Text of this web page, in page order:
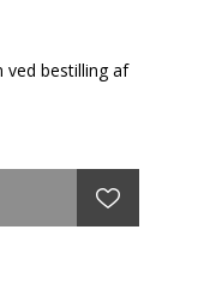
ved bestilling af